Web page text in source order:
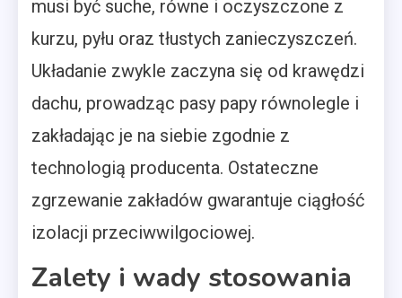
musi być suche, równe i oczyszczone z
kurzu, pyłu oraz tłustych zanieczyszczeń.
Układanie zwykle zaczyna się od krawędzi
dachu, prowadząc pasy papy równolegle i
zakładając je na siebie zgodnie z
technologią producenta. Ostateczne
zgrzewanie zakładów gwarantuje ciągłość
izolacji przeciwwilgociowej.
Zalety i wady stosowania